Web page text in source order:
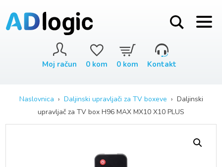
Moj račun 0 kom 0 kom Kontakt
Naslovnica › Daljinski upravljači za TV boxeve › Daljinski
upravljač za TV box H96 MAX MX10 X10 PLUS